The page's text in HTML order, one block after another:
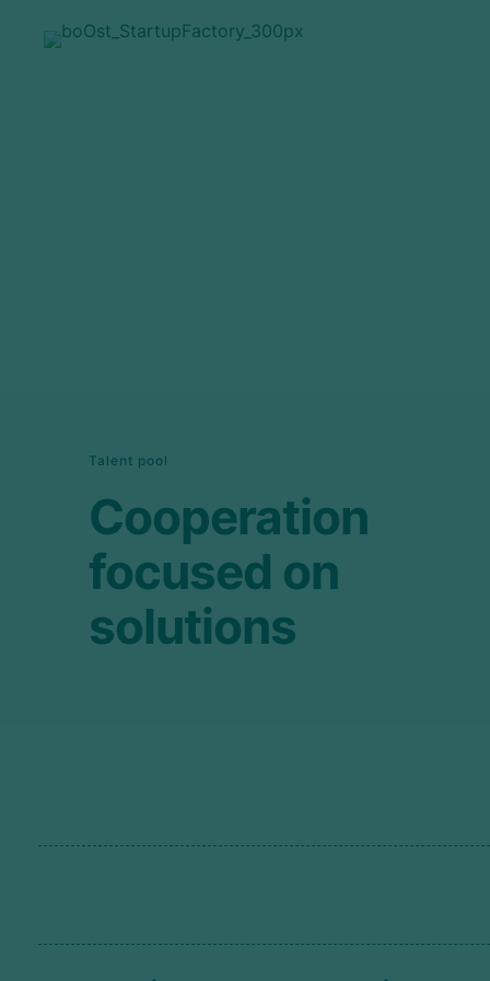
Talent pool
Cooperation
focused on
solutions